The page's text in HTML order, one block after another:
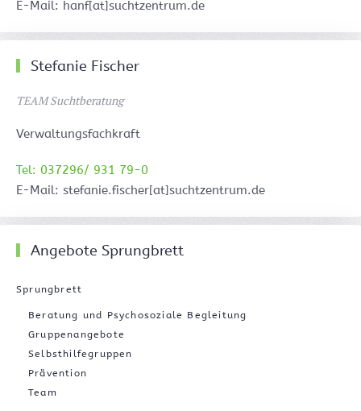
E-Mail: hanf[at]suchtzentrum.de
Stefanie Fischer
TEAM Suchtberatung
Verwaltungsfachkraft
Tel: 037296/ 931 79-0
E-Mail: stefanie.fischer[at]suchtzentrum.de
Angebote Sprungbrett
Sprungbrett
Beratung und Psychosoziale Begleitung
Gruppenangebote
Selbsthilfegruppen
Prävention
Team